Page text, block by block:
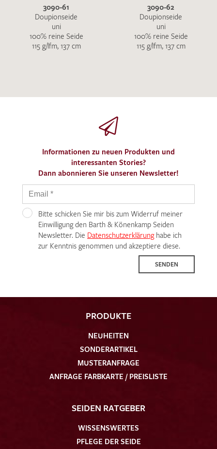
3090-61
Doupionseide
uni
100% reine Seide
115 g/lfm, 137 cm
3090-62
Doupionseide
uni
100% reine Seide
115 g/lfm, 137 cm
Informationen zu neuen Produkten und
interessanten Stories?
Dann abonnieren Sie unseren Newsletter!
Bitte schicken Sie mir bis zum Widerruf meiner
Einwilligung den Barth & Könenkamp Seiden
Newsletter. Die Datenschutzerklärunghabe ich
zur Kenntnis genommen und akzeptiere diese.
SENDEN
PRODUKTE
NEUHEITEN
SONDERARTIKEL
MUSTERANFRAGE
ANFRAGE FARBKARTE / PREISLISTE
SEIDEN RATGEBER
WISSENSWERTES
PFLEGE DER SEIDE